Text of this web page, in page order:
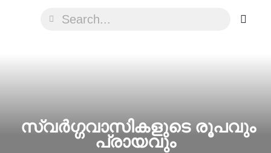
സ്വർഗ്ഗവാസികളുടെ രൂപവും
പ്രായവും